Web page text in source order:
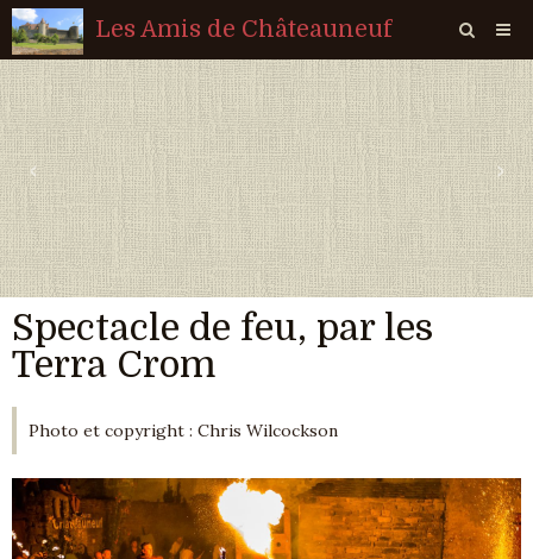
Les Amis de Châteauneuf
Page d'accueil
Livre d'or
Agenda
Quiz
Vidéos
Album
Contact
‹ ›
Spectacle de feu, par les
Terra Crom
Photo et copyright : Chris Wilcockson